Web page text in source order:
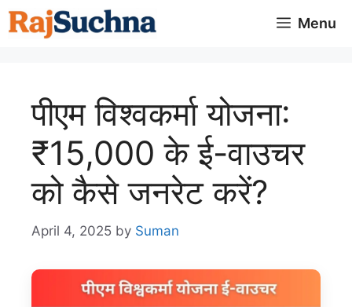
Skip
to
Menu
पीएम विश्वकर्मा योजना:
₹15,000 के ई-वाउचर
को कैसे जनरेट करें?
April 4, 2025 by Suman